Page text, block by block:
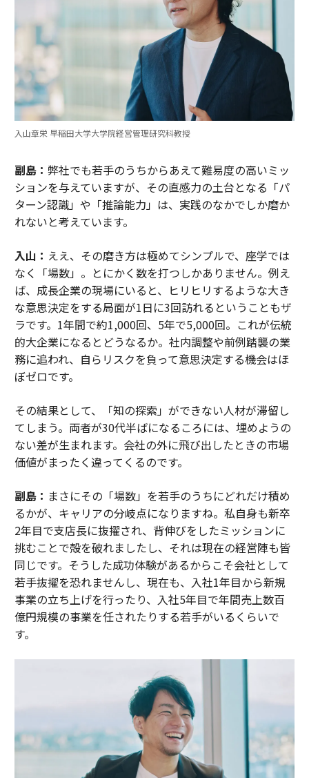
入山章栄 早稲田大学大学院経営管理研究科教授
副島： 弊社でも若手のうちからあえて難易度の高いミッ
ションを与えていますが、その直感力の土台となる「パ
ターン認識」や「推論能力」は、実践のなかでしか磨か
れないと考えています。
入山： ええ、その磨き方は極めてシンプルで、座学では
なく「場数」。とにかく数を打つしかありません。例え
ば、成長企業の現場にいると、ヒリヒリするような大き
な意思決定をする局面が1日に3回訪れるということもザ
ラです。1年間で約1,000回、5年で5,000回。これが伝統
的大企業になるとどうなるか。社内調整や前例踏襲の業
務に追われ、自らリスクを負って意思決定する機会はほ
ぼゼロです。
その結果として、「知の探索」ができない人材が滞留し
てしまう。両者が30代半ばになるころには、埋めようの
ない差が生まれます。会社の外に飛び出したときの市場
価値がまったく違ってくるのです。
副島： まさにその「場数」を若手のうちにどれだけ積め
るかが、キャリアの分岐点になりますね。私自身も新卒
2年目で支店長に抜擢され、背伸びをしたミッションに
挑むことで殻を破れましたし、それは現在の経営陣も皆
同じです。そうした成功体験があるからこそ会社として
若手抜擢を恐れませんし、現在も、入社1年目から新規
事業の立ち上げを行ったり、入社5年目で年間売上数百
億円規模の事業を任されたりする若手がいるくらいで
す。